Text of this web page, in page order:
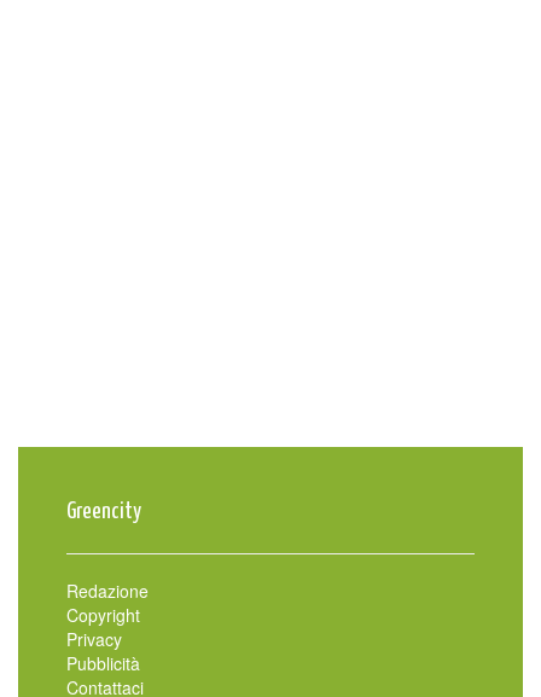
Greencity
Redazione
Copyright
Privacy
Pubblicità
Contattaci